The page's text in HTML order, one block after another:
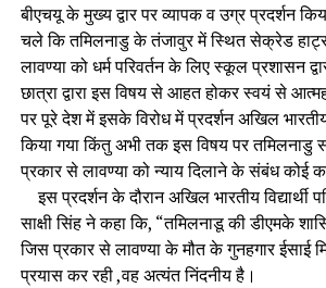
बीएचयू के मुख्य द्वार पर व्यापक व उग्र प्रदर्शन
चले कि तमिलनाडु के तंजावुर में स्थित सेक्रेड
लावण्या को धर्म परिवर्तन के लिए स्कूल प्रशासन
छात्रा द्वारा इस विषय से आहत होकर स्वयं से
पर पूरे देश में इसके विरोध में प्रदर्शन अखिल भारतीय
किया गया किंतु अभी तक इस विषय पर तमिलनाडु
प्रकार से लावण्या को न्याय दिलाने के संबंध कोई
इस प्रदर्शन के दौरान अखिल भारतीय विद्यार्थी
साक्षी सिंह ने कहा कि, “तमिलनाडू की डीएमके
जिस प्रकार से लावण्या के मौत के गुनहगार ईसाई
प्रयास कर रही ,वह अत्यंत निंदनीय है।